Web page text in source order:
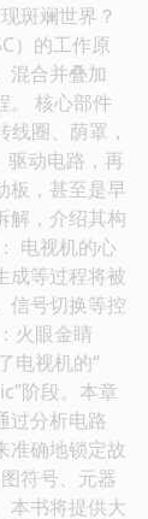
斑斓世界？
）的工作原
混合并叠加
。 核心部件
线圈、荫罩，
驱动电路，再
板，甚至是早
解，介绍其构
电视机的心
等过程将被
信号切换等控
火眼金睛
电视机的“
阶段。本章
过分析电路
准确地锁定故
符号、元器
本书将提供大